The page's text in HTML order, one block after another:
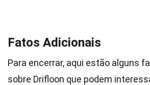
Fatos Adicionais
Para encerrar, aqui estão alguns
sobre Drifloon que podem